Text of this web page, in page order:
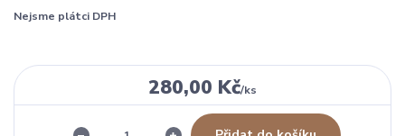
Nejsme plátci DPH
280,00 Kč/ks